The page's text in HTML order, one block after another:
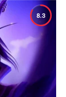
8.3